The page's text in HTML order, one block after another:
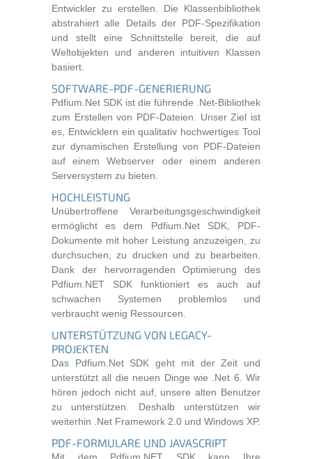
Entwickler zu erstellen. Die Klassenbibliothek
abstrahiert alle Details der PDF-Spezifikation
und stellt eine Schnittstelle bereit, die auf
Weltobjekten und anderen intuitiven Klassen
basiert.
SOFTWARE-PDF-GENERIERUNG
Pdfium.Net SDK ist die führende .Net-Bibliothek
zum Erstellen von PDF-Dateien. Unser Ziel ist
es, Entwicklern ein qualitativ hochwertiges Tool
zur dynamischen Erstellung von PDF-Dateien
auf einem Webserver oder einem anderen
Serversystem zu bieten.
HOCHLEISTUNG
Unübertroffene Verarbeitungsgeschwindigkeit
ermöglicht es dem Pdfium.Net SDK, PDF-
Dokumente mit hoher Leistung anzuzeigen, zu
durchsuchen, zu drucken und zu bearbeiten.
Dank der hervorragenden Optimierung des
Pdfium.NET SDK funktioniert es auch auf
schwachen Systemen problemlos und
verbraucht wenig Ressourcen.
UNTERSTÜTZUNG VON LEGACY-
PROJEKTEN
Das Pdfium.Net SDK geht mit der Zeit und
unterstützt all die neuen Dinge wie .Net 6. Wir
hören jedoch nicht auf, unsere alten Benutzer
zu unterstützen. Deshalb unterstützen wir
weiterhin .Net Framework 2.0 und Windows XP.
PDF-FORMULARE UND JAVASCRIPT